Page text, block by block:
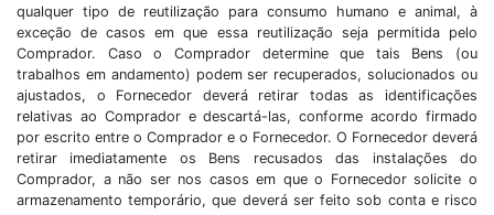
qualquer tipo de reutilização para consumo humano e animal, à
exceção de casos em que essa reutilização seja permitida pelo
Comprador. Caso o Comprador determine que tais Bens (ou
trabalhos em andamento) podem ser recuperados, solucionados ou
ajustados, o Fornecedor deverá retirar todas as identificações
relativas ao Comprador e descartá-las, conforme acordo firmado
por escrito entre o Comprador e o Fornecedor. O Fornecedor deverá
retirar imediatamente os Bens recusados das instalações do
Comprador, a não ser nos casos em que o Fornecedor solicite o
armazenamento temporário, que deverá ser feito sob conta e risco